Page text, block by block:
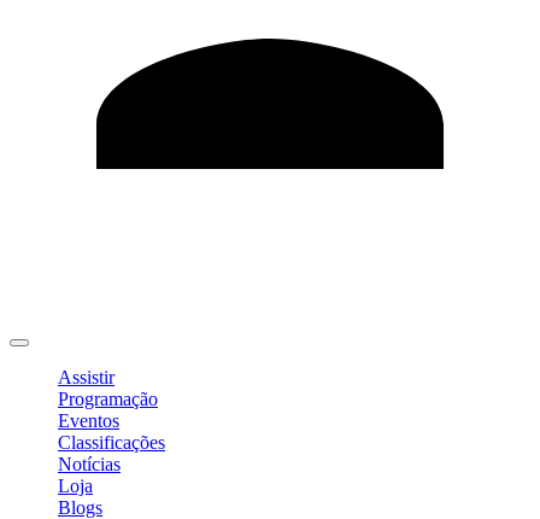
Assistir
Programação
Eventos
Classificações
Notícias
Loja
Blogs